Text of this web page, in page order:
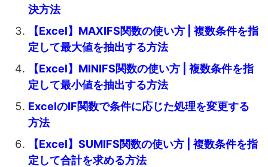
決方法
【Excel】MAXIFS関数の使い方 | 複数条件を指
定して最大値を抽出する方法
【Excel】MINIFS関数の使い方 | 複数条件を指
定して最小値を抽出する方法
ExcelのIF関数で条件に応じた処理を変更する
方法
【Excel】SUMIFS関数の使い方 | 複数条件を指
定して合計を求める方法